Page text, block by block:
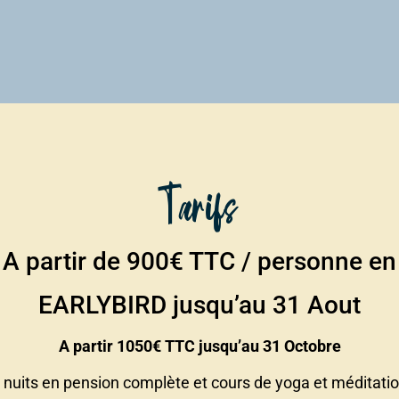
Tarifs
A partir de 900€ TTC / personne en
EARLYBIRD jusqu’au 31 Aout
A partir 1050€ TTC jusqu’au 31 Octobre
nuits en pension complète et cours de yoga et